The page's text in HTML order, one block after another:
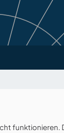
funktionieren.